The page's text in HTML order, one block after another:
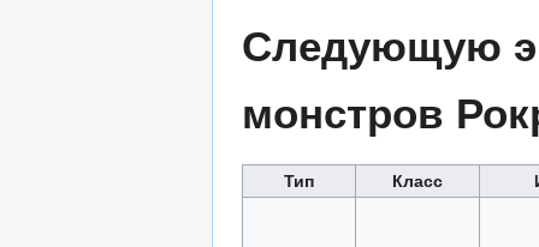
Следующую
монстров
Тип Класс